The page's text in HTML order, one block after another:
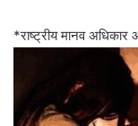
*राष्ट्रीय मानव